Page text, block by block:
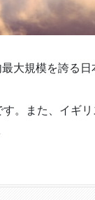
大規模を誇る日
。また、イギ